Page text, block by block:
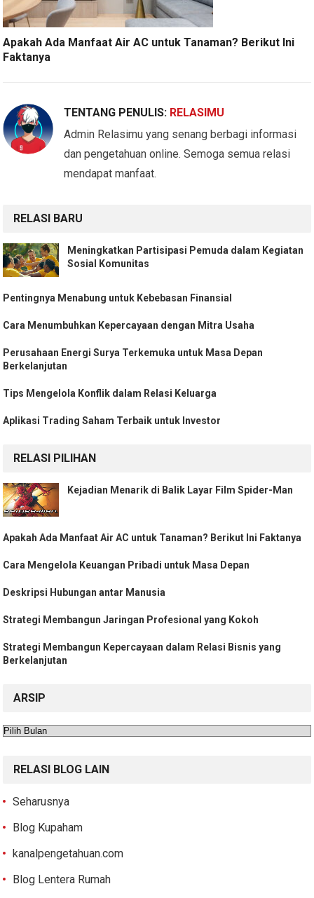
Apakah Ada Manfaat Air AC untuk Tanaman? Berikut Ini
Faktanya
TENTANG PENULIS: RELASIMU
Admin Relasimu yang senang berbagi informasi
dan pengetahuan online. Semoga semua relasi
mendapat manfaat.
RELASI BARU
Meningkatkan Partisipasi Pemuda dalam Kegiatan
Sosial Komunitas
Pentingnya Menabung untuk Kebebasan Finansial
Cara Menumbuhkan Kepercayaan dengan Mitra Usaha
Perusahaan Energi Surya Terkemuka untuk Masa Depan
Berkelanjutan
Tips Mengelola Konflik dalam Relasi Keluarga
Aplikasi Trading Saham Terbaik untuk Investor
RELASI PILIHAN
Kejadian Menarik di Balik Layar Film Spider-Man
Apakah Ada Manfaat Air AC untuk Tanaman? Berikut Ini Faktanya
Cara Mengelola Keuangan Pribadi untuk Masa Depan
Deskripsi Hubungan antar Manusia
Strategi Membangun Jaringan Profesional yang Kokoh
Strategi Membangun Kepercayaan dalam Relasi Bisnis yang
Berkelanjutan
ARSIP
Arsip
RELASI BLOG LAIN
Seharusnya
Blog Kupaham
kanalpengetahuan.com
Blog Lentera Rumah